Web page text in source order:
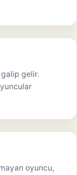
gelir.
oyuncu,